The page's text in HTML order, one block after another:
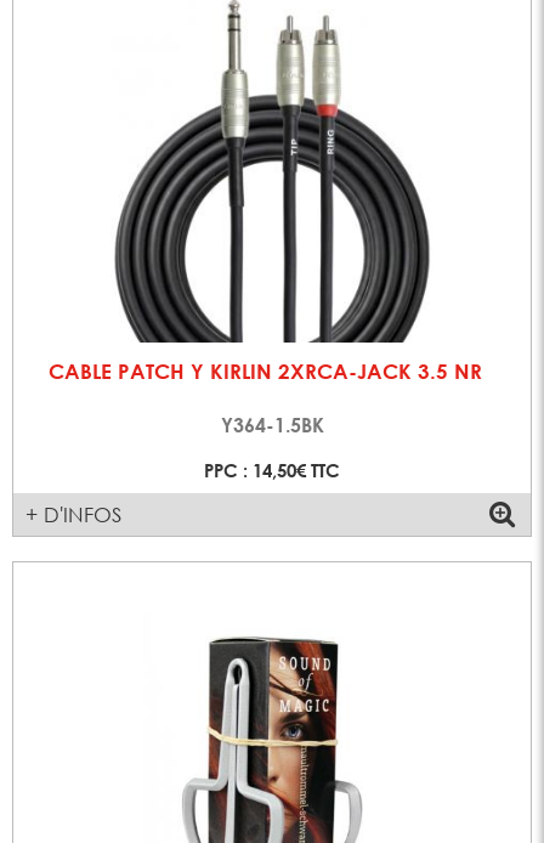
CABLE PATCH Y KIRLIN 2XRCA-JACK 3.5 NR
Y364-1.5BK
PPC : 14,50€ TTC
+ D'INFOS